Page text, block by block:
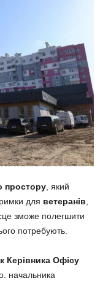
простору, який
для ветеранів,
зможе полегшити
потребують.
Керівника Офісу
начальника